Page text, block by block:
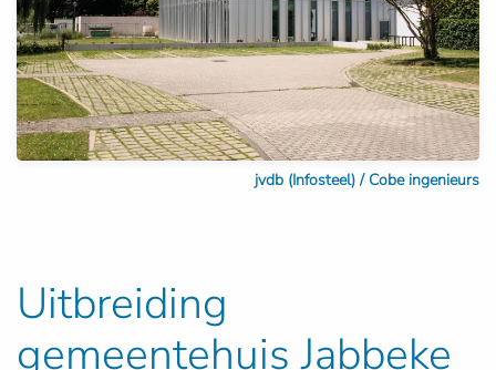
jvdb (Infosteel) / Cobe ingenieurs
Uitbreiding
gemeentehuis Jabbeke